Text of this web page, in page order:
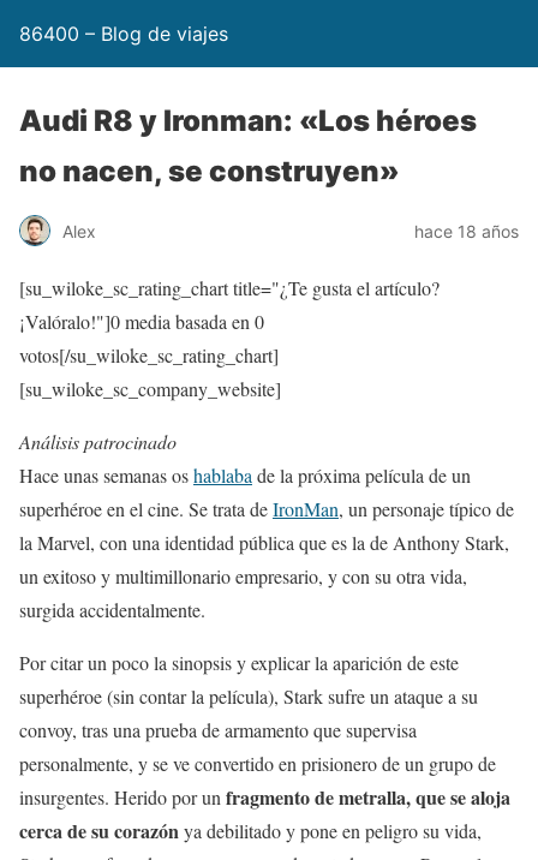
86400 – Blog de viajes
Audi R8 y Ironman: «Los héroes
no nacen, se construyen»
Alex hace 18 años
[su_wiloke_sc_rating_chart title="¿Te gusta el artículo?
¡Valóralo!"]0media basada en 0
votos[/su_wiloke_sc_rating_chart]
[su_wiloke_sc_company_website]
Análisis patrocinado
Hace unas semanas oshablaba de la próxima película de un
superhéroe en el cine. Se trata deIronMan, un personaje típico de
la Marvel, con una identidad pública que es la de Anthony Stark,
un exitoso y multimillonario empresario, y con su otra vida,
surgida accidentalmente.
Por citar un poco la sinopsis y explicar la aparición de este
superhéroe (sin contar la película), Stark sufre un ataque a su
convoy, tras una prueba de armamento que supervisa
personalmente, y se ve convertido en prisionero de un grupo de
insurgentes. Herido por un fragmento de metralla, que se aloja
cerca de su corazónya debilitado y pone en peligro su vida,